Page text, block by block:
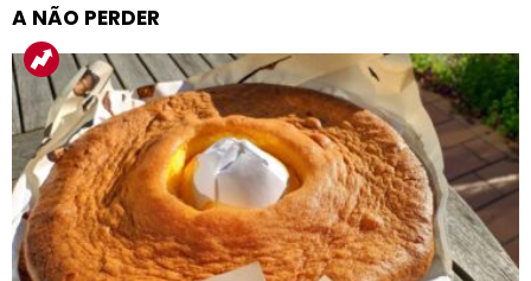
A NÃO PERDER